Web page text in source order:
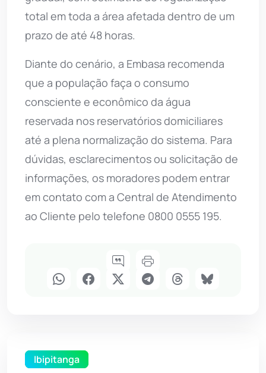
total em toda a área afetada dentro de um
prazo de até 48 horas.
Diante do cenário, a Embasa recomenda
que a população faça o consumo
consciente e econômico da água
reservada nos reservatórios domiciliares
até a plena normalização do sistema. Para
dúvidas, esclarecimentos ou solicitação de
informações, os moradores podem entrar
em contato com a Central de Atendimento
ao Cliente pelo telefone 0800 0555 195.
Ibipitanga